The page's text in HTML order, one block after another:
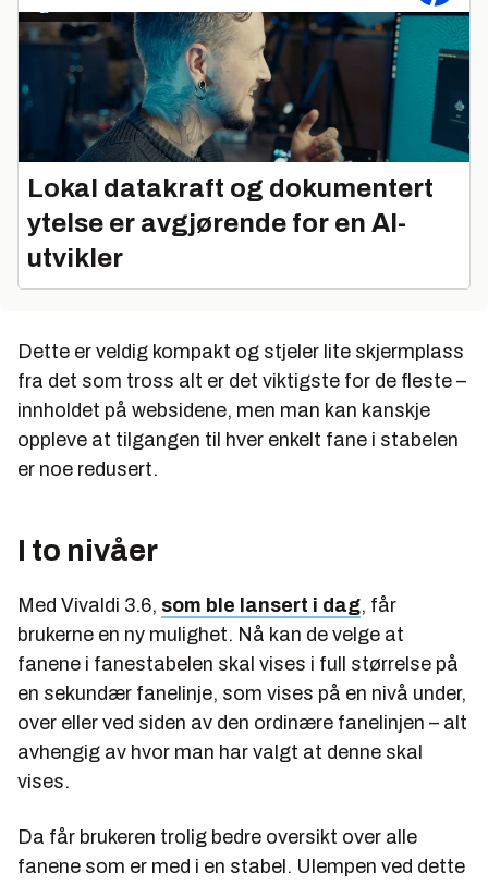
Lokal datakraft og dokumentert
ytelse er avgjørende for en AI-
utvikler
Dette er veldig kompakt og stjeler lite skjermplass
fra det som tross alt er det viktigste for de fleste –
innholdet på websidene, men man kan kanskje
oppleve at tilgangen til hver enkelt fane i stabelen
er noe redusert.
I to nivåer
Med Vivaldi 3.6, som ble lansert i dag, får
brukerne en ny mulighet. Nå kan de velge at
fanene i fanestabelen skal vises i full størrelse på
en sekundær fanelinje, som vises på en nivå under,
over eller ved siden av den ordinære fanelinjen – alt
avhengig av hvor man har valgt at denne skal
vises.
Da får brukeren trolig bedre oversikt over alle
fanene som er med i en stabel. Ulempen ved dette